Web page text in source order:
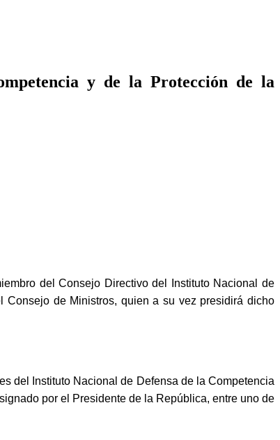
y de la Protección de la
del Consejo Directivo del Instituto Nacional de
de Ministros, quien a su vez presidirá dicho
del Instituto Nacional de Defensa de la Competencia
por el Presidente de la República, entre uno de